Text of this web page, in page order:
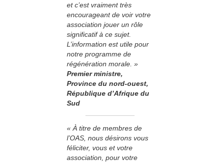
et c’est vraiment très
encourageant de voir votre
association jouer un rôle
significatif à ce sujet.
L’information est utile pour
notre programme de
régénération morale. »
Premier ministre,
Province du nord-ouest,
République d’Afrique du
Sud
« À titre de membres de
l’OAS, nous désirons vous
féliciter, vous et votre
association, pour votre